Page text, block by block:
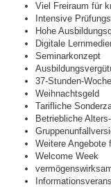
Viel Freiraum für
Intensive
Hohe
Digitale
Seminarkonzept
37-Stunden-
Weihnachtsgeld
Tarifliche
Betriebliche
Weitere Angebote
Welcome Week